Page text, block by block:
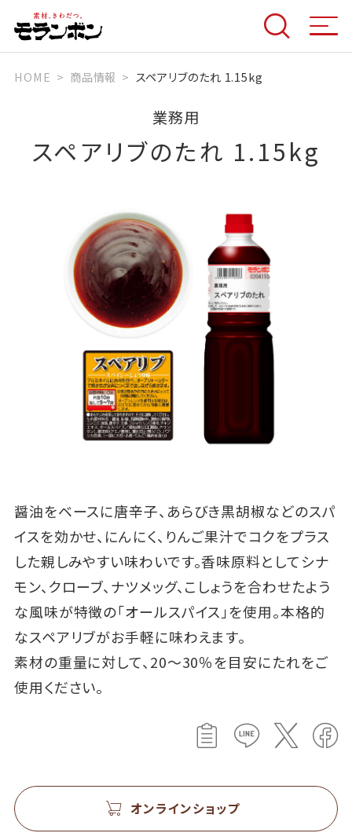
HOME 商品情報 スペアリブのたれ 1.15kg
業務用
スペアリブのたれ 1.15kg
醤油をベースに唐辛子、あらびき黒胡椒などのスパ
イスを効かせ、にんにく、りんご果汁でコクをプラス
した親しみやすい味わいです。香味原料としてシナ
モン、クローブ、ナツメッグ、こしょうを合わせたよう
な風味が特徴の「オールスパイス」を使用。本格的
なスペアリブがお手軽に味わえます。
素材の重量に対して、20～30％を目安にたれをご
使用ください。
オンラインショップ